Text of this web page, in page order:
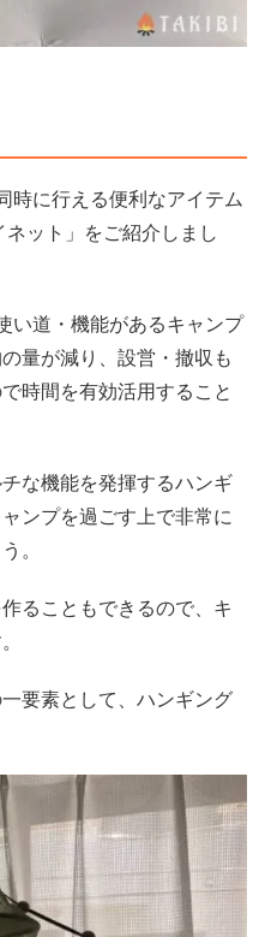
時に行える便利なアイテム
ネット」をご紹介しまし
い道・機能があるキャンプ
量が減り、設営・撤収も
時間を有効活用すること
な機能を発揮するハンギ
ンプを過ごす上で非常に
。
ることもできるので、キ
要素として、ハンギング